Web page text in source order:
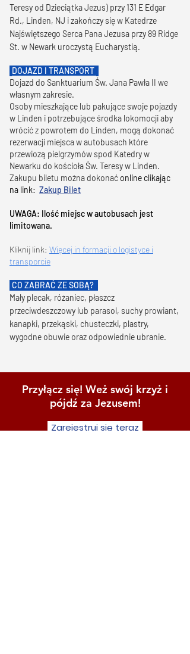
Teresy od Dzieciątka Jezus) przy 131 E Edgar
Rd., Linden, NJ i zakończy się w Katedrze
Najświętszego Serca Pana Jezusa przy 89 Ridge
St. w Newark uroczystą Eucharystią.
DOJAZD I TRANSPORT
Dojazd do Sanktuarium Św. Jana Pawła II we
własnym zakresie.
Osoby mieszkające lub pakujące swoje pojazdy
w Linden i potrzebujące środka lokomocji aby
wrócić z powrotem do Linden, mogą dokonać
rezerwacji miejsca w autobusach które
przewiozą pielgrzymów spod Katedry w
Newarku do kościoła Św. Teresy w Linden.
Zakupu biletu można dokonać online clikając
na link: Zakup Bilet
UWAGA: Ilość miejsc w autobusach jest
limitowana.
Kliknij link: Więcej in formacji o logistyce i
transporcie
CO ZABRAĆ ZE SOBĄ?
Mały plecak, różaniec, płaszcz
przeciwdeszczowy lub parasol, suchy prowiant,
kanapki, przekąski, chusteczki, plastry,
wygodne obuwie oraz odpowiednie ubranie.
Przyłącz się! Weż swój krzyż i
pójdź za Jezusem!
Zarejestruj się teraz